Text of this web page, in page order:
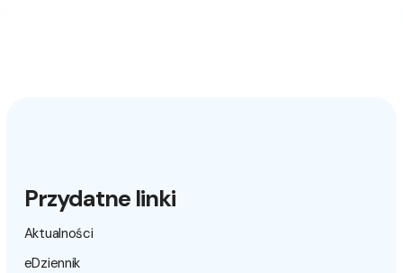
Przydatne linki
Aktualności
eDziennik